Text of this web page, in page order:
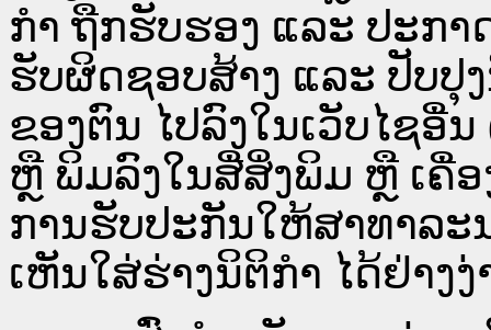
ກໍາ ຖືກຮັບຮອງ ແລະ ປະກ
ຮັບຜິດຊອບສ້າງ ແລະ ປັບປຸ
ຂອງຕົນ ໄປລົງໃນ​ເວັບ​ໄຊ​ອື່
ຫຼື ພິມລົງໃນສື່ສິ່ງພິມ ຫຼື ເຄື່
ການຮັບປະກັນໃຫ້ສາທາລະ
ເຫັນໃສ່ຮ່າງນິຕິກຳ ໄດ້ຢ່າງ